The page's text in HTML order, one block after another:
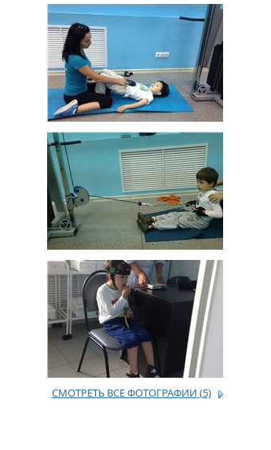
СМОТРЕТЬ ВСЕ ФОТОГРАФИИ (5)